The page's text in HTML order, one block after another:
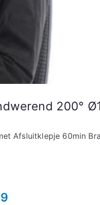
200°
Afsluitklepje 60min